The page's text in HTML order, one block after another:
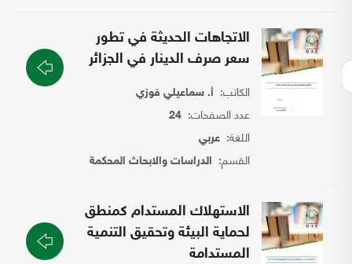
الاتجاهات الحديثة في تطور
سعر صرف الدينار في الجزائر
الكاتب: أ. سماعيلي فوزي
عدد الصفحات:24
اللغة:عربي
القسم: الدراسات والابحاث المحكمة
الاستهلاك المستدام كمنطق
لحماية البيئة وتحقيق التنمية
المستدامة